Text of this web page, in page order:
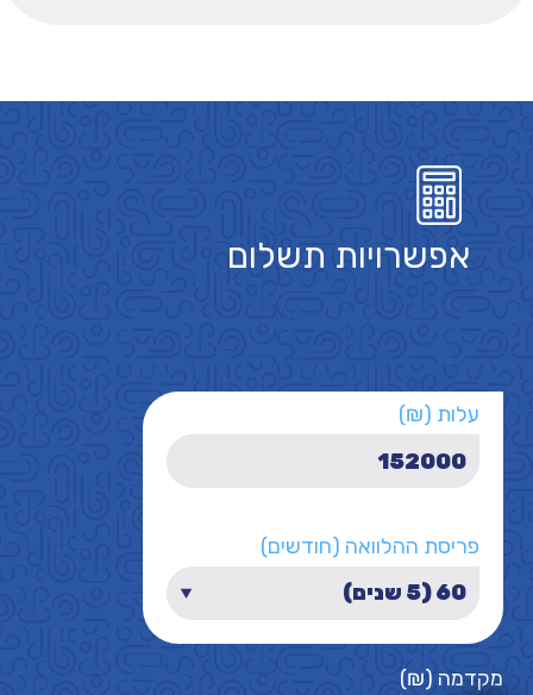
אפשרויות תשלום
עלות (₪)
פריסת ההלוואה (חודשים)
מקדמה (₪)